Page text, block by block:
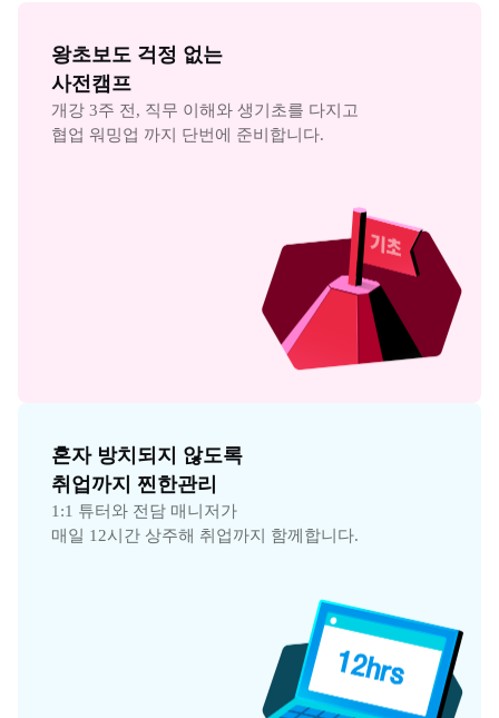
왕초보도 걱정 없는
사전캠프
개강 3주 전, 직무 이해와 생기초를 다지고
협업 워밍업 까지 단번에 준비합니다.
혼자 방치되지 않도록
취업까지 찐한관리
1:1 튜터와 전담 매니저가
매일 12시간 상주해 취업까지 함께합니다.